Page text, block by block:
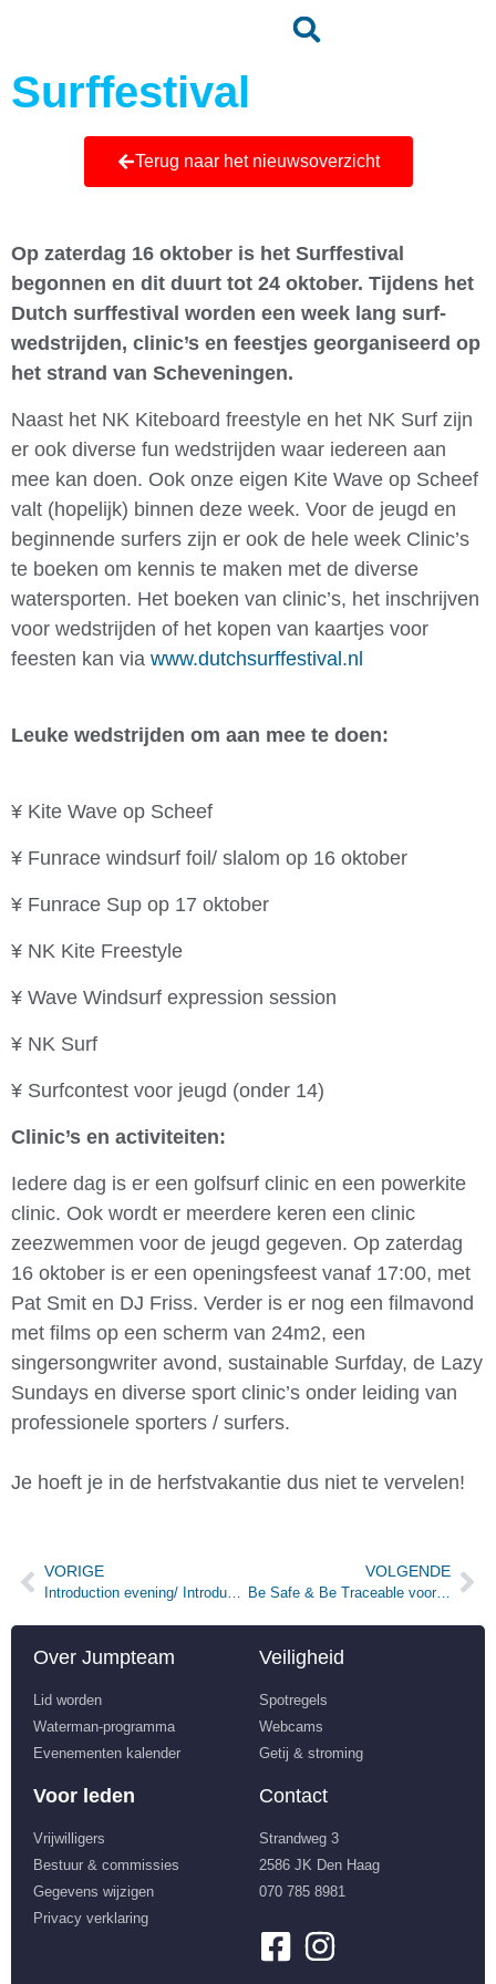
Surffestival
Terug naar het nieuwsoverzicht
Op zaterdag 16 oktober is het Surffestival
begonnen en dit duurt tot 24 oktober. Tijdens het
Dutch surffestival worden een week lang surf-
wedstrijden, clinic’s en feestjes georganiseerd op
het strand van Scheveningen.
Naast het NK Kiteboard freestyle en het NK Surf zijn
er ook diverse fun wedstrijden waar iedereen aan
mee kan doen. Ook onze eigen Kite Wave op Scheef
valt (hopelijk) binnen deze week. Voor de jeugd en
beginnende surfers zijn er ook de hele week Clinic’s
te boeken om kennis te maken met de diverse
watersporten. Het boeken van clinic’s, het inschrijven
voor wedstrijden of het kopen van kaartjes voor
feesten kan via www.dutchsurffestival.nl
Leuke wedstrijden om aan mee te doen:
¥ Kite Wave op Scheef
¥ Funrace windsurf foil/ slalom op 16 oktober
¥ Funrace Sup op 17 oktober
¥ NK Kite Freestyle
¥ Wave Windsurf expression session
¥ NK Surf
¥ Surfcontest voor jeugd (onder 14)
Clinic’s en activiteiten:
Iedere dag is er een golfsurf clinic en een powerkite
clinic. Ook wordt er meerdere keren een clinic
zeezwemmen voor de jeugd gegeven. Op zaterdag
16 oktober is er een openingsfeest vanaf 17:00, met
Pat Smit en DJ Friss. Verder is er nog een filmavond
met films op een scherm van 24m2, een
singersongwriter avond, sustainable Surfday, de Lazy
Sundays en diverse sport clinic’s onder leiding van
professionele sporters / surfers.
Je hoeft je in de herfstvakantie dus niet te vervelen!
VORIGE
Introduction evening/ Introductie avond
VOLGENDE
Be Safe & Be Traceable voor de KNRM
Over Jumpteam
Lid worden
Waterman-programma
Evenementen kalender
Veiligheid
Spotregels
Webcams
Getij & stroming
Voor leden
Vrijwilligers
Bestuur & commissies
Gegevens wijzigen
Privacy verklaring
Contact
Strandweg 3
2586 JK Den Haag
070 785 8981